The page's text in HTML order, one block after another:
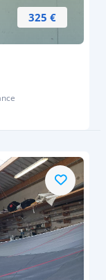
325 €